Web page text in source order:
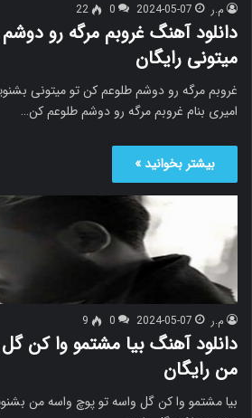
م.ر 2024-05-07
0
22
دانلود آهنگ غروبم مرگه رو
میتونی رایگان
غروبم مرگه رو دوشم طلوعم کن تو میتونی‌
امیری بنام غروبم مرگه رو دوشم طلوعم کن…
بیشتر بخوانید »
م.ر 2024-05-07
0
9
دانلود آهنگ بیا مشتمو وا کن
من رایگان
بیا مشتمو وا کن گل واسه تو پوچ واسه من